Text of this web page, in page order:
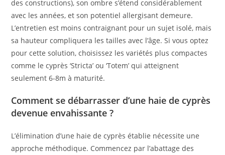
des constructions), son ombre s’étend considérablement
avec les années, et son potentiel allergisant demeure.
L’entretien est moins contraignant pour un sujet isolé, mais
sa hauteur compliquera les tailles avec l’âge. Si vous optez
pour cette solution, choisissez les variétés plus compactes
comme le cyprès ‘Stricta’ ou ‘Totem’ qui atteignent
seulement 6-8m à maturité.
Comment se débarrasser d’une haie de cyprès
devenue envahissante ?
L’élimination d’une haie de cyprès établie nécessite une
approche méthodique. Commencez par l’abattage des